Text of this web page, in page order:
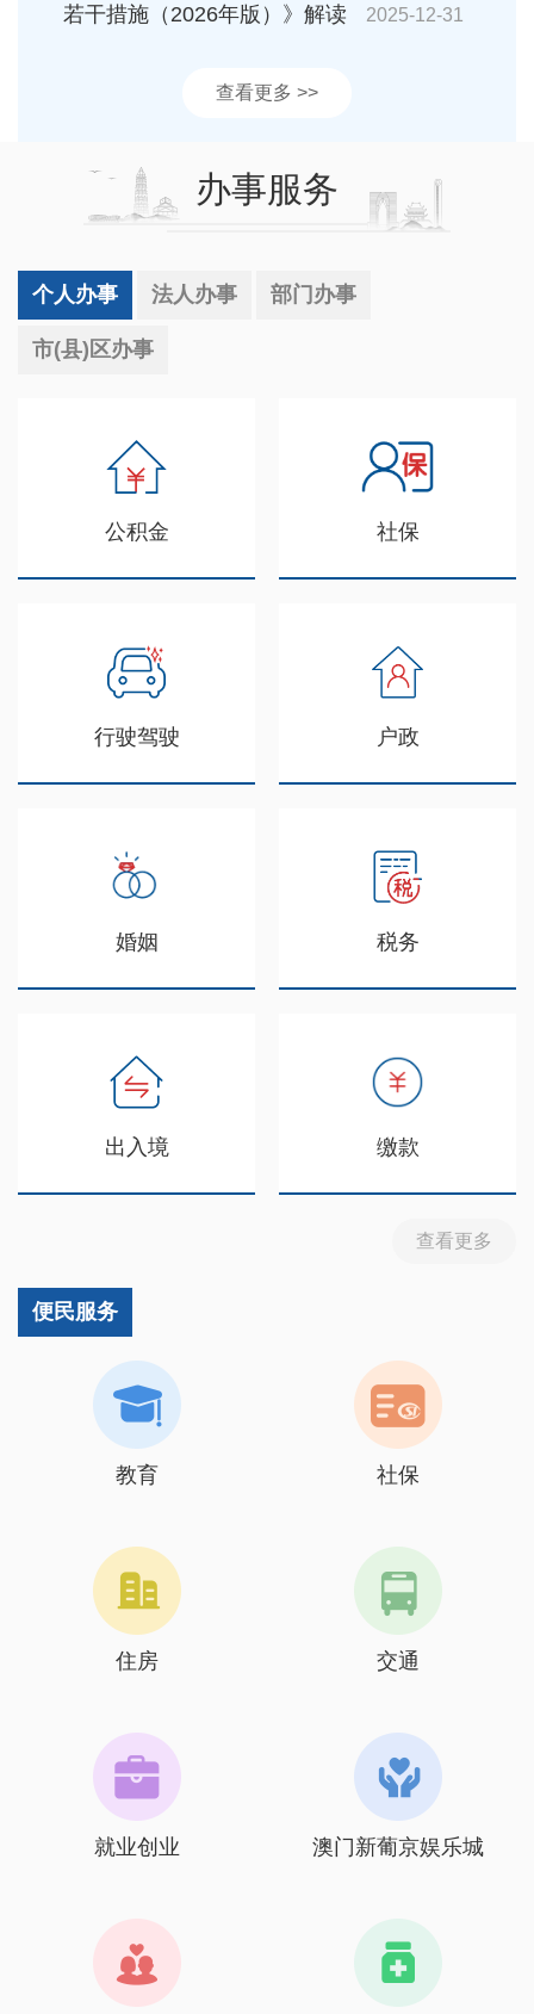
若干措施（2026年版）》解读
2025-12-31
查看更多 >>
办事服务
个人办事 法人办事 部门办事
市(县)区办事
公积金 社保
行驶驾驶 户政
婚姻 税务
出入境 缴款
查看更多
便民服务
教育 社保
住房 交通
就业创业 澳门新葡京娱乐城